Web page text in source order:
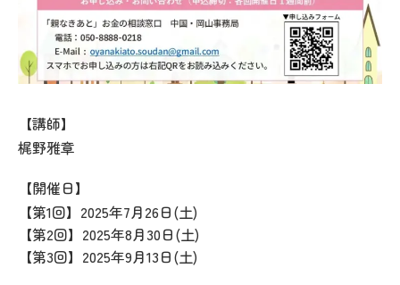
【講師】
梶野雅章
【開催日】
【第1回】2025年7月26日(土)
【第2回】2025年8月30日(土)
【第3回】2025年9月13日(土)